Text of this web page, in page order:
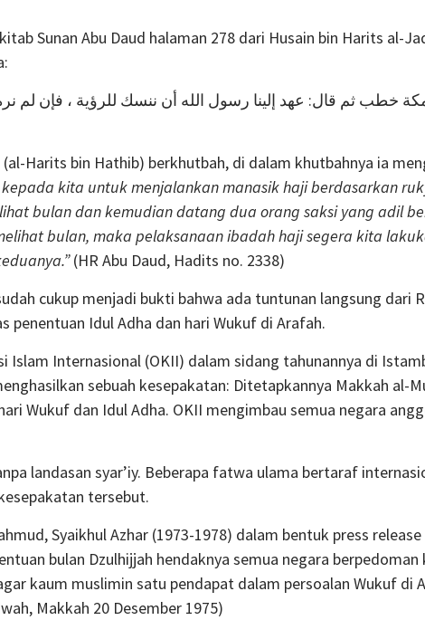
Sunan Abu Daud halaman 278 dari Husain bin Harits al-
خطب ثم قال: عهد إلينا رسول الله أن ننسك للرؤية ، فإن لم
Harits bin Hathib) berkhutbah, di dalam khutbahnya ia
bulan dan kemudian datang dua orang saksi yang adil
bulan, maka pelaksanaan ibadah haji segera kita
(HR Abu Daud, Hadits no. 2338)
penentuan Idul Adha dan hari Wukuf di Arafah.
Islam Internasional (OKII) dalam sidang tahunannya di
sebuah kesepakatan: Ditetapkannya Makkah al-
Wukuf dan Idul Adha. OKII mengimbau semua negara
landasan syar’iy. Beberapa fatwa ulama bertaraf
tersebut.
Syaikhul Azhar (1973-1978) dalam bentuk press
bulan Dzulhijjah hendaknya semua negara berpedoman
kaum muslimin satu pendapat dalam persoalan Wukuf di
Makkah 20 Desember 1975)